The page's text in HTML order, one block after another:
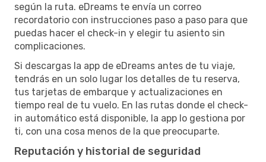
según la ruta. eDreams te envía un correo
recordatorio con instrucciones paso a paso para que
puedas hacer el check-in y elegir tu asiento sin
complicaciones.
Si descargas la app de eDreams antes de tu viaje,
tendrás en un solo lugar los detalles de tu reserva,
tus tarjetas de embarque y actualizaciones en
tiempo real de tu vuelo. En las rutas donde el check-
in automático está disponible, la app lo gestiona por
ti, con una cosa menos de la que preocuparte.
Reputación y historial de seguridad